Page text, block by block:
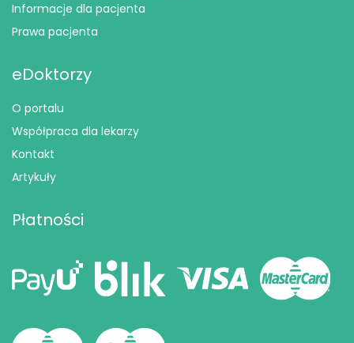
Informacje dla pacjenta
Prawa pacjenta
eDoktorzy
O portalu
Współpraca dla lekarzy
Kontakt
Artykuły
Płatności